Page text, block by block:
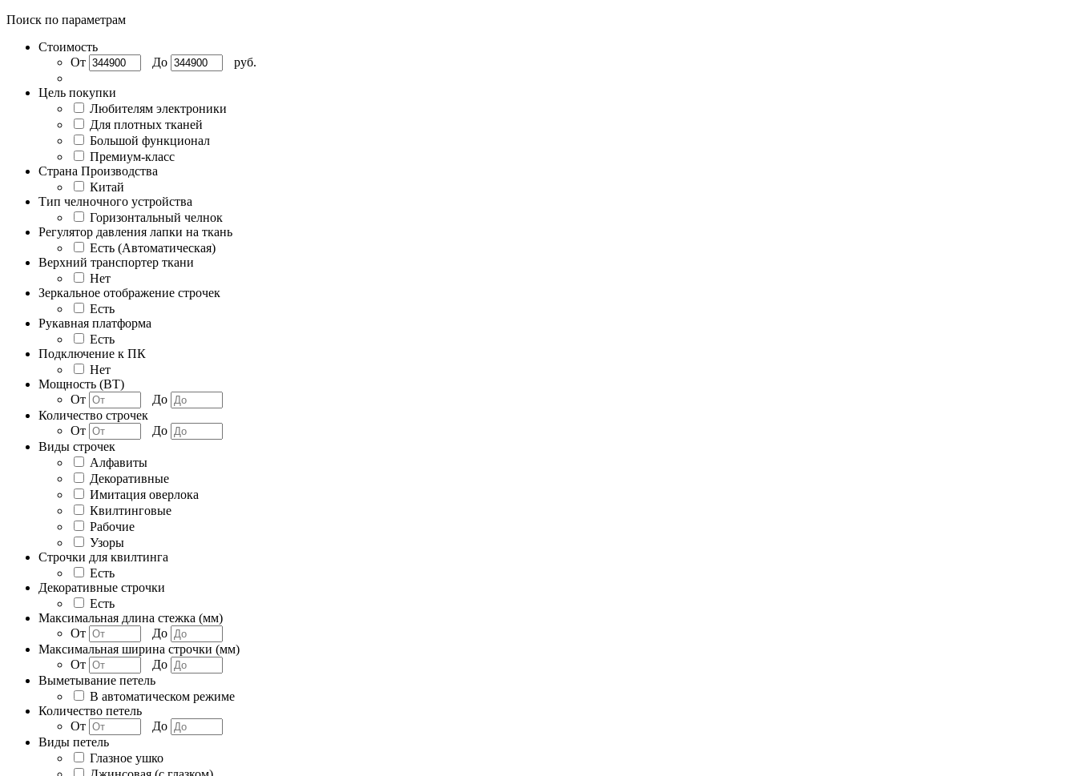
Поиск по параметрам
Стоимость
От
До руб.
Цель покупки
Любителям электроники
Для плотных тканей
Большой функционал
Премиум-класс
Страна Производства
Китай
Тип челночного устройства
Горизонтальный челнок
Регулятор давления лапки на ткань
Есть (Автоматическая)
Верхний транспортер ткани
Нет
Зеркальное отображение строчек
Есть
Рукавная платформа
Есть
Подключение к ПК
Нет
Мощность (BT)
От
До
Количество строчек
От
До
Виды строчек
Алфавиты
Декоративные
Имитация оверлока
Квилтинговые
Рабочие
Узоры
Строчки для квилтинга
Есть
Декоративные строчки
Есть
Максимальная длина стежка (мм)
От
До
Максимальная ширина строчки (мм)
От
До
Выметывание петель
В автоматическом режиме
Количество петель
От
До
Виды петель
Глазное ушко